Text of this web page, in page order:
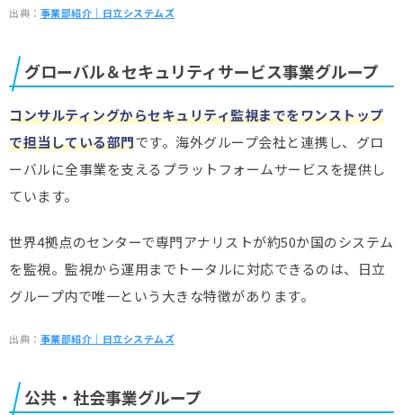
出典： 事業部紹介｜日立システムズ
グローバル＆セキュリティサービス事業グループ
コンサルティングからセキュリティ監視までをワンストップ
で担当している部門です。海外グループ会社と連携し、グロ
ーバルに全事業を支えるプラットフォームサービスを提供し
ています。
世界4拠点のセンターで専門アナリストが約50か国のシステム
を監視。監視から運用までトータルに対応できるのは、日立
グループ内で唯一という大きな特徴があります。
出典： 事業部紹介｜日立システムズ
公共・社会事業グループ